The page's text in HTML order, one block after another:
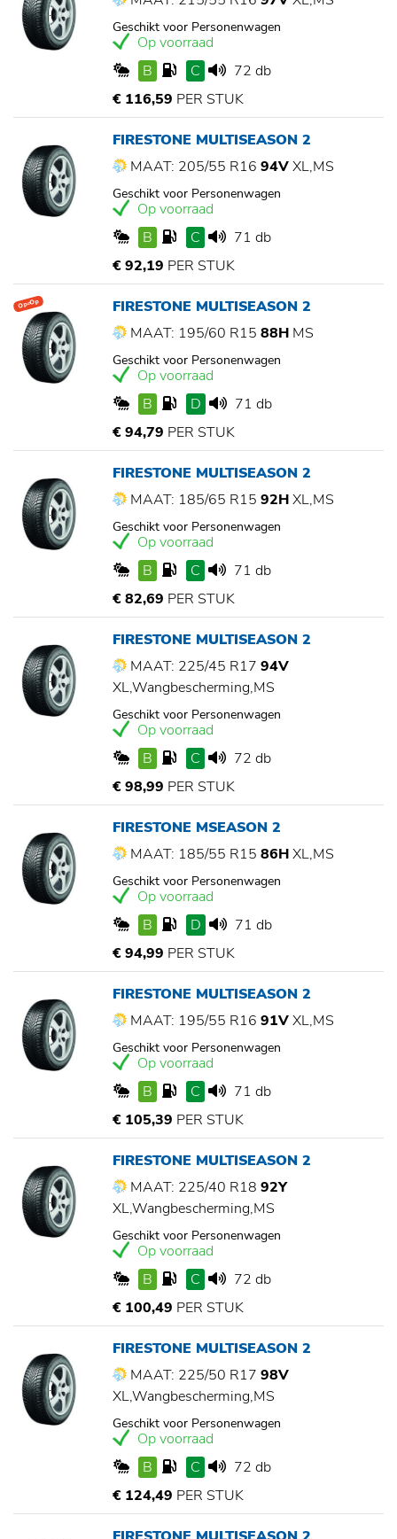
Geschikt voor Personenwagen
Op voorraad
B
C
72 db
€ 116,59 PER STUK
FIRESTONE MULTISEASON 2
MAAT: 205/55 R16 94VXL,MS
Geschikt voor Personenwagen
Op voorraad
B
C
71 db
€ 92,19 PER STUK
Op=Op
FIRESTONE MULTISEASON 2
MAAT: 195/60 R15 88H MS
Geschikt voor Personenwagen
Op voorraad
B
D
71 db
€ 94,79 PER STUK
FIRESTONE MULTISEASON 2
MAAT: 185/65 R15 92HXL,MS
Geschikt voor Personenwagen
Op voorraad
B
C
71 db
€ 82,69 PER STUK
FIRESTONE MULTISEASON 2
MAAT: 225/45 R17 94V
XL,Wangbescherming,MS
Geschikt voor Personenwagen
Op voorraad
B
C
72 db
€ 98,99 PER STUK
FIRESTONE MSEASON 2
MAAT: 185/55 R15 86HXL,MS
Geschikt voor Personenwagen
Op voorraad
B
D
71 db
€ 94,99 PER STUK
FIRESTONE MULTISEASON 2
MAAT: 195/55 R16 91VXL,MS
Geschikt voor Personenwagen
Op voorraad
B
C
71 db
€ 105,39 PER STUK
FIRESTONE MULTISEASON 2
MAAT: 225/40 R18 92Y
XL,Wangbescherming,MS
Geschikt voor Personenwagen
Op voorraad
B
C
72 db
€ 100,49 PER STUK
FIRESTONE MULTISEASON 2
MAAT: 225/50 R17 98V
XL,Wangbescherming,MS
Geschikt voor Personenwagen
Op voorraad
B
C
72 db
€ 124,49 PER STUK